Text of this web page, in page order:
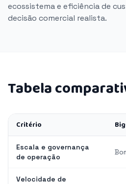
ecossistema e eficiência de
decisão comercial realista.
Tabela
Critério
Escala e governança
de operação
Velocidade de